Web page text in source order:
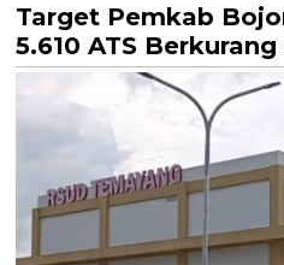
Target Pemkab
5.610 ATS